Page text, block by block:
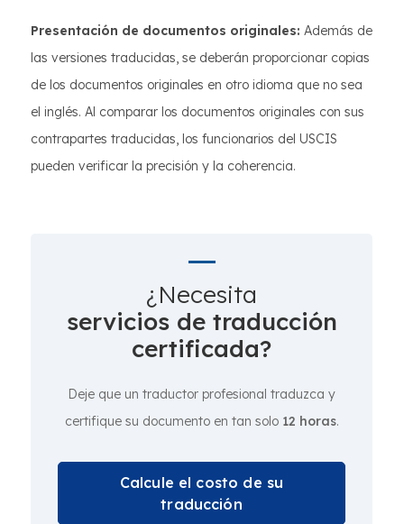
Presentación de documentos originales: Además de
las versiones traducidas, se deberán proporcionar copias
de los documentos originales en otro idioma que no sea
el inglés. Al comparar los documentos originales con sus
contrapartes traducidas, los funcionarios del USCIS
pueden verificar la precisión y la coherencia.
¿Necesita
servicios de traducción
certificada?
Deje que un traductor profesional traduzca y
certifique su documento en tan solo 12 horas.
Calcule el costo de su
traducción